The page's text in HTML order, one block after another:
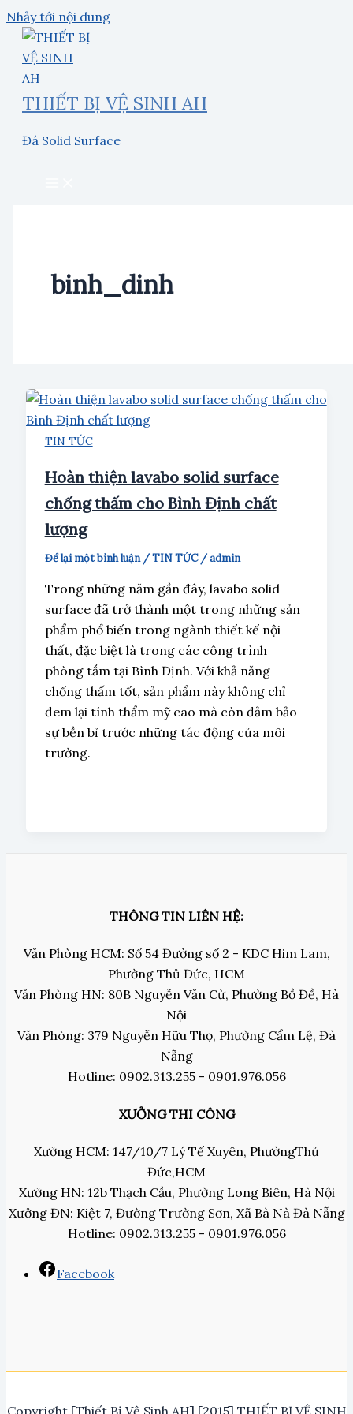
Nhảy tới nội dung
THIẾT BỊ VỆ SINH AH
Đá Solid Surface
binh_dinh
TIN TỨC
Hoàn thiện lavabo solid surface
chống thấm cho Bình Định chất
lượng
Để lại một bình luận /TIN TỨC/admin
Trong những năm gần đây, lavabo solid
surface đã trở thành một trong những sản
phẩm phổ biến trong ngành thiết kế nội
thất, đặc biệt là trong các công trình
phòng tắm tại Bình Định. Với khả năng
chống thấm tốt, sản phẩm này không chỉ
đem lại tính thẩm mỹ cao mà còn đảm bảo
sự bền bỉ trước những tác động của môi
trường.
THÔNG TIN LIÊN HỆ:
Văn Phòng HCM: Số 54 Đường số 2 - KDC Him Lam,
Phường Thủ Đức, HCM
Văn Phòng HN: 80B Nguyễn Văn Cừ, Phường Bồ Đề, Hà
Nội
Văn Phòng: 379 Nguyễn Hữu Thọ, Phường Cẩm Lệ, Đà
Nẵng
Hotline: 0902.313.255 - 0901.976.056
XƯỞNG THI CÔNG
Xưởng HCM: 147/10/7 Lý Tế Xuyên, PhườngThủ
Đức,HCM
Xưởng HN: 12b Thạch Cầu, Phường Long Biên, Hà Nội
Xưởng ĐN: Kiệt 7, Đường Trường Sơn, Xã Bà Nà Đà Nẵng
Hotline: 0902.313.255 - 0901.976.056
Facebook
Copyright [Thiết Bị Vệ Sinh AH] [2015] THIẾT BỊ VỆ SINH